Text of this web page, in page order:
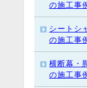
の施工事
シートシ
の施工事
横断幕・
の施工事